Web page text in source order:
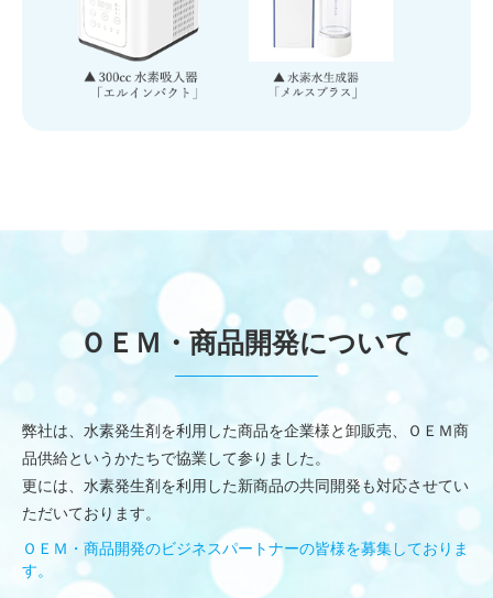
ＯＥＭ・商品開発について
弊社は、水素発生剤を利用した商品を企業様と卸販売、ＯＥＭ商
品供給というかたちで協業して参りました。
更には、水素発生剤を利用した新商品の共同開発も対応させてい
ただいております。
ＯＥＭ・商品開発のビジネスパートナーの皆様を募集しておりま
す。